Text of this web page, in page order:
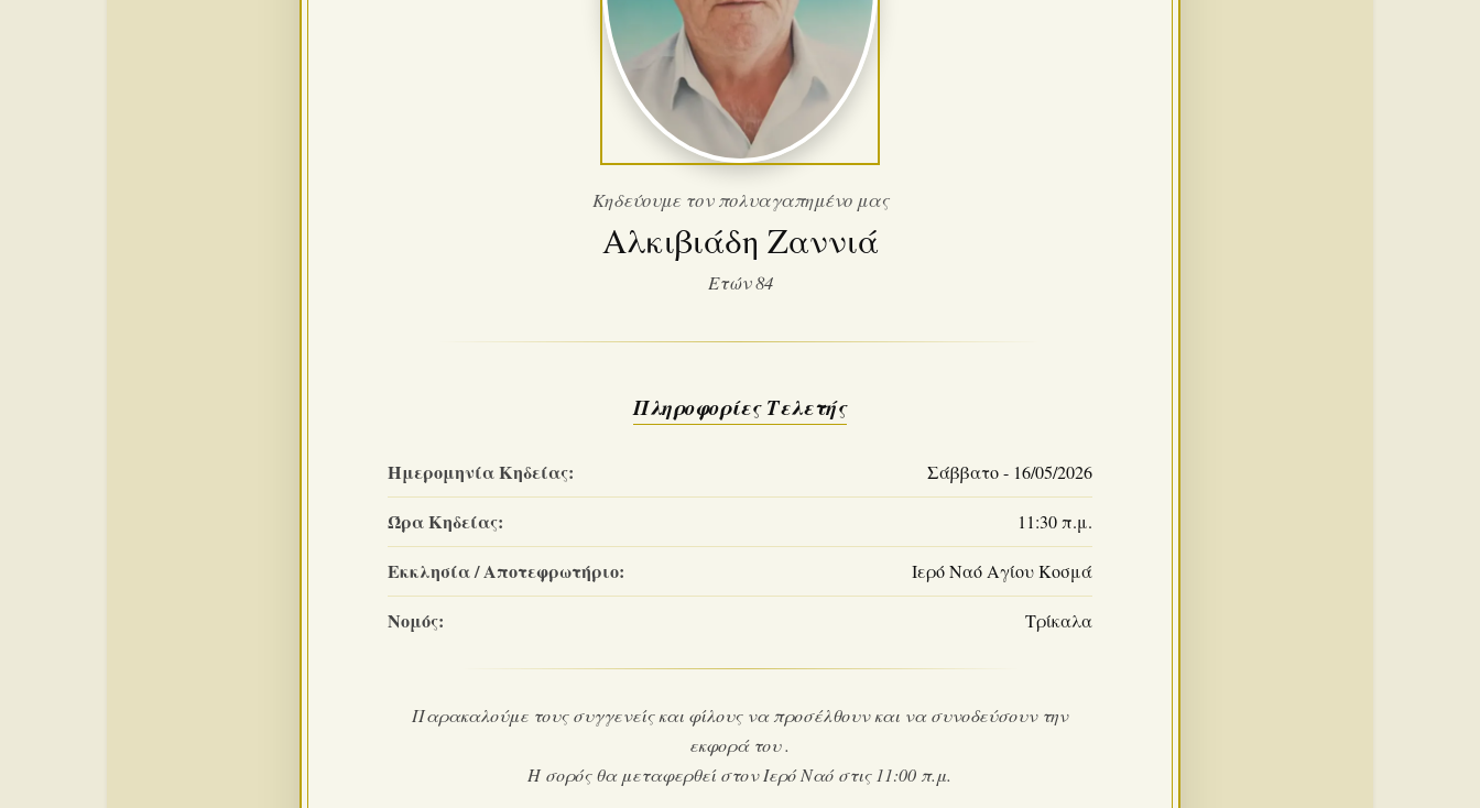
Κηδεύουμε τον πολυαγαπημένο μας
Αλκιβιάδη Ζαννιά
Ετών 84
Πληροφορίες Τελετής
Ημερομηνία Κηδείας: Σάββατο - 16/05/2026
Ώρα Κηδείας: 11:30 π.μ.
Εκκλησία / Αποτεφρωτήριο: Ιερό Ναό Αγίου Κοσμά
Νομός: Τρίκαλα
Παρακαλούμε τους συγγενείς και φίλους να προσέλθουν και να συνοδεύσουν την
εκφορά του .
Η σορός θα μεταφερθεί στον Ιερό Ναό στις 11:00 π.μ.